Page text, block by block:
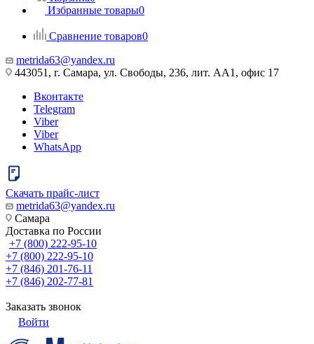
Избранные товары0
Сравнение товаров0
metrida63@yandex.ru
443051, г. Самара, ул. Свободы, 236, лит. АА1, офис 17
Вконтакте
Telegram
Viber
Viber
WhatsApp
Скачать прайс-лист
metrida63@yandex.ru
Самара
Доставка по России
+7 (800) 222-95-10
+7 (800) 222-95-10
+7 (846) 201-76-11
+7 (846) 202-77-81
Заказать звонок
Войти